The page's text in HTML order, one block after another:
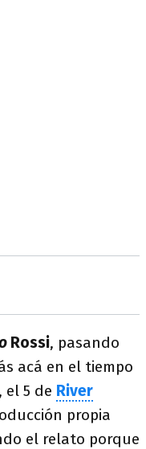
Rossi, pasando
acá en el tiempo
, el 5 de River
propia
el relato porque